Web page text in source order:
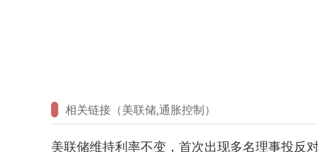
相关链接（美联储,通胀控制）
美联储维持利率不变，首次出现多名理事投反